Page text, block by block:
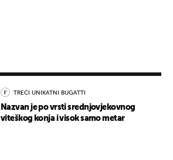
TREĆI UNIKATNI BUGATTI
Nazvan je po vrsti srednjovjekovnog
viteškog konja i visok samo metar